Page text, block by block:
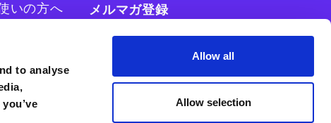
to analyse
Allow all
Allow selection
いの方へ
メルマガ登録